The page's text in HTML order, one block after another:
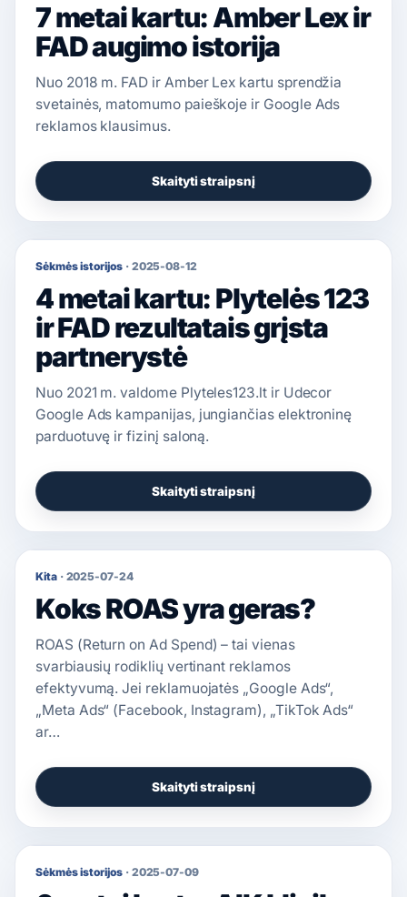
7 metai kartu: Amber Lex ir
FAD augimo istorija
Nuo 2018 m. FAD ir Amber Lex kartu sprendžia
svetainės, matomumo paieškoje ir Google Ads
reklamos klausimus.
Skaityti straipsnį
Sėkmės istorijos · 2025-08-12
4 metai kartu: Plytelės 123
ir FAD rezultatais grįsta
partnerystė
Nuo 2021 m. valdome Plyteles123.lt ir Udecor
Google Ads kampanijas, jungiančias elektroninę
parduotuvę ir fizinį saloną.
Skaityti straipsnį
Kita · 2025-07-24
Koks ROAS yra geras?
ROAS (Return on Ad Spend) – tai vienas
svarbiausių rodiklių vertinant reklamos
efektyvumą. Jei reklamuojatės „Google Ads“,
„Meta Ads“ (Facebook, Instagram), „TikTok Ads“
ar…
Skaityti straipsnį
Sėkmės istorijos · 2025-07-09